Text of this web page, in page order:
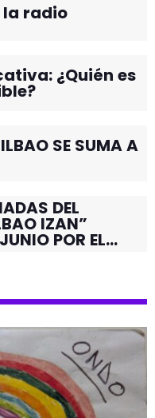
la radio
¿Quién es
SE SUMA A
DEL
IZAN”
POR EL